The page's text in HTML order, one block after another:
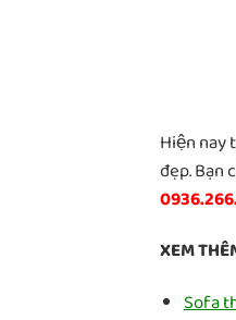
Hiện nay
đẹp. Bạn
XEM
Sofa